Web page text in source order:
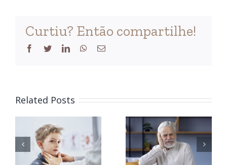
Curtiu? Então compartilhe!
Facebook
TwitterLinkedInWhatsApp
Email
Related Posts
Sintomas
do
Riscos da
perda
auditiva